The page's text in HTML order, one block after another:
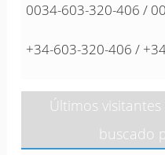
0034-603-320-406 /
+34-603-320-406 /
Últimos
buscado